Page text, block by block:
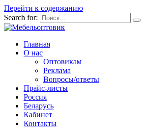
Перейти к содержанию
Search for:
Главная
О нас
Оптовикам
Реклама
Вопросы/ответы
Прайс-листы
Россия
Беларусь
Кабинет
Контакты